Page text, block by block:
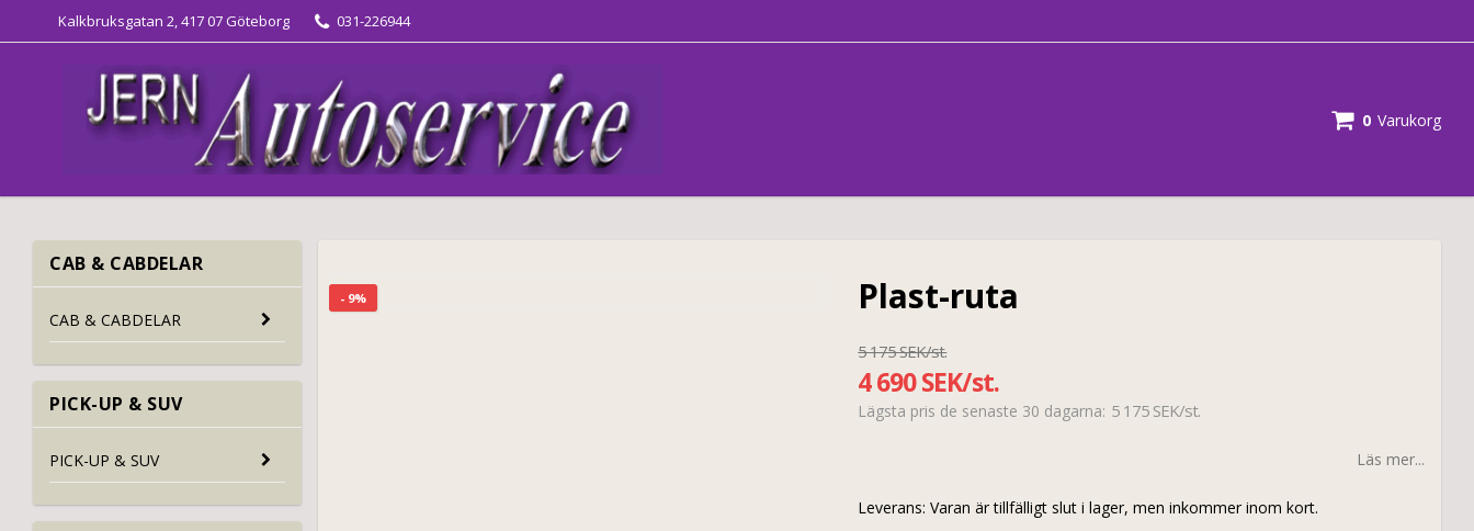
Kalkbruksgatan 2, 417 07 Göteborg 031-226944
0 Varukorg
CAB & CABDELAR
CAB & CABDELAR
PICK-UP & SUV
PICK-UP & SUV
- 9% Plast-ruta
5 175 SEK/st.
4 690 SEK/st.
Lägsta pris de senaste 30 dagarna 5 175 SEK/st.
Läs mer...
Leverans:Varan är tillfälligt slut i lager, men inkommer inom kort.